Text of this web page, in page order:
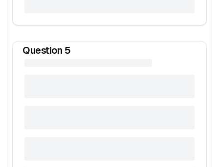
Question 5